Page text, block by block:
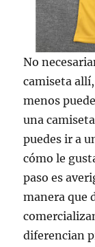
No
camiseta
menos
una
puedes ir a
cómo le
paso es
manera que
diferencian